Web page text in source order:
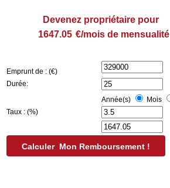
Devenez propriétaire pour
€/mois de mensualité
Emprunt de : (€)
Durée:
Année(s)
Mois
Taux : (%)